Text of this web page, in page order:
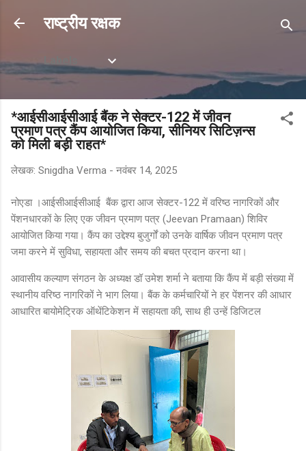
सीधे मुख्य सामग्री पर जाएं
राष्ट्रीय रक्षक
Labels
*आईसीआईसीआई बैंक ने सेक्टर-122 में जीवन
प्रमाण पत्र कैंप आयोजित किया, सीनियर सिटिज़न्स
को मिली बड़ी राहत*
लेखक: Snigdha Verma - नवंबर 14, 2025
नोएडा ।आईसीआईसीआई बैंक द्वारा आज सेक्टर-122 में वरिष्ठ नागरिकों और
पेंशनधारकों के लिए एक जीवन प्रमाण पत्र (Jeevan Pramaan) शिविर
आयोजित किया गया। कैंप का उद्देश्य बुजुर्गों को उनके वार्षिक जीवन प्रमाण पत्र
जमा करने में सुविधा, सहायता और समय की बचत प्रदान करना था।
आवासीय कल्याण संगठन के अध्यक्ष डॉ उमेश शर्मा ने बताया कि कैंप में बड़ी संख्या में
स्थानीय वरिष्ठ नागरिकों ने भाग लिया। बैंक के कर्मचारियों ने हर पेंशनर की आधार
आधारित बायोमेट्रिक ऑथेंटिकेशन में सहायता की, साथ ही उन्हें डिजिटल